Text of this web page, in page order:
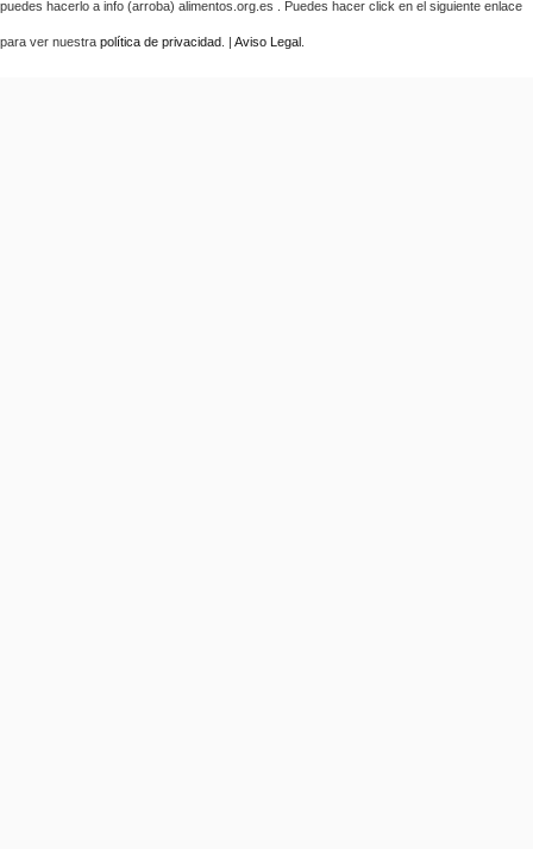
puedes hacerlo a info (arroba) alimentos.org.es . Puedes hacer click en el siguiente enlace
para ver nuestra política de privacidad . | Aviso Legal